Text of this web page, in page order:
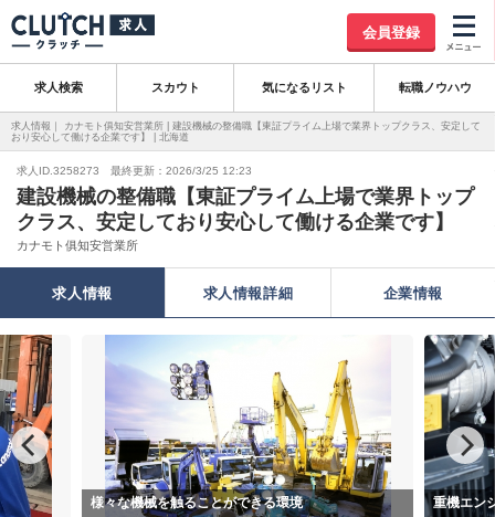
会員登録
求人検索 スカウト 気になるリスト 転職ノウハウ
求人情報｜ カナモト俱知安営業所 | 建設機械の整備職【東証プライム上場で業界トップクラス、安定して
おり安心して働ける企業です】 | 北海道
求人ID.3258273 最終更新：2026/3/25 12:23
建設機械の整備職【東証プライム上場で業界トップ
クラス、安定しており安心して働ける企業です】
カナモト俱知安営業所
求人情報 求人情報詳細 企業情報
様々な機械を触ることができる環境 重機エン